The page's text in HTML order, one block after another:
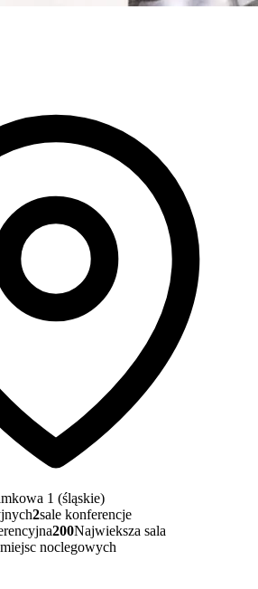
1 (śląskie)
2sale konferencje
200Najwieksza sala
miejsc noclegowych